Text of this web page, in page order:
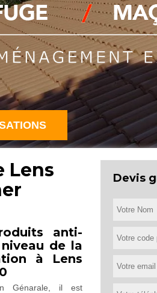
Lens
anti-
de la
à Lens
Génarale, il est
Devis